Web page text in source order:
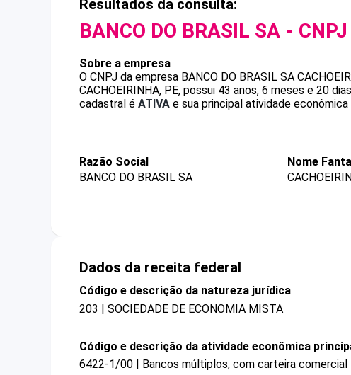
Resultados da consulta:
BANCO DO BRASIL SA - CNPJ
Sobre a empresa
O CNPJ da empresa BANCO DO BRASIL SA
CACHOEIRINHA, PE, possui 43 anos, 6 meses e 20
cadastral é ATIVA e sua principal atividade
Razão Social
BANCO DO BRASIL SA
Nome
Dados da receita federal
Código e descrição da natureza jurídica
203 | SOCIEDADE DE ECONOMIA MISTA
Código e descrição da atividade econômica
6422-1/00 | Bancos múltiplos, com carteira comercial